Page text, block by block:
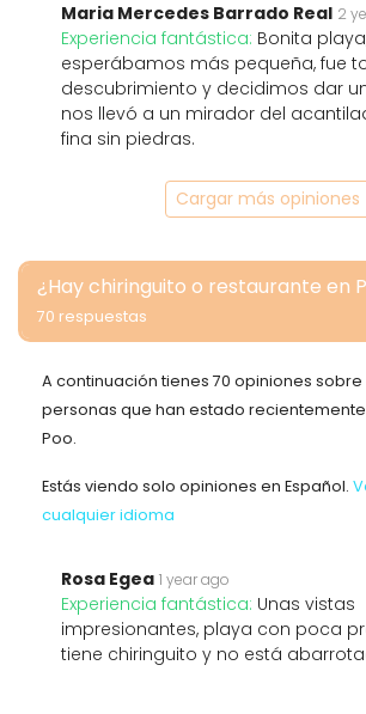
Maria Mercedes Barrado Real 2
Experiencia fantástica: Bonita
esperábamos más pequeña, fue
descubrimiento y decidimos dar
nos llevó a un mirador del
fina sin piedras.
Cargar más opiniones
¿Hay chiringuito o restaurante en
70 respuestas
A continuación tienes 70 opiniones
personas que han estado
Poo.
Estás viendo solo opiniones en Español.
cualquier idioma
Rosa Egea 1 year ago
Experiencia fantástica: Unas vistas
impresionantes, playa con poca
tiene chiringuito y no está